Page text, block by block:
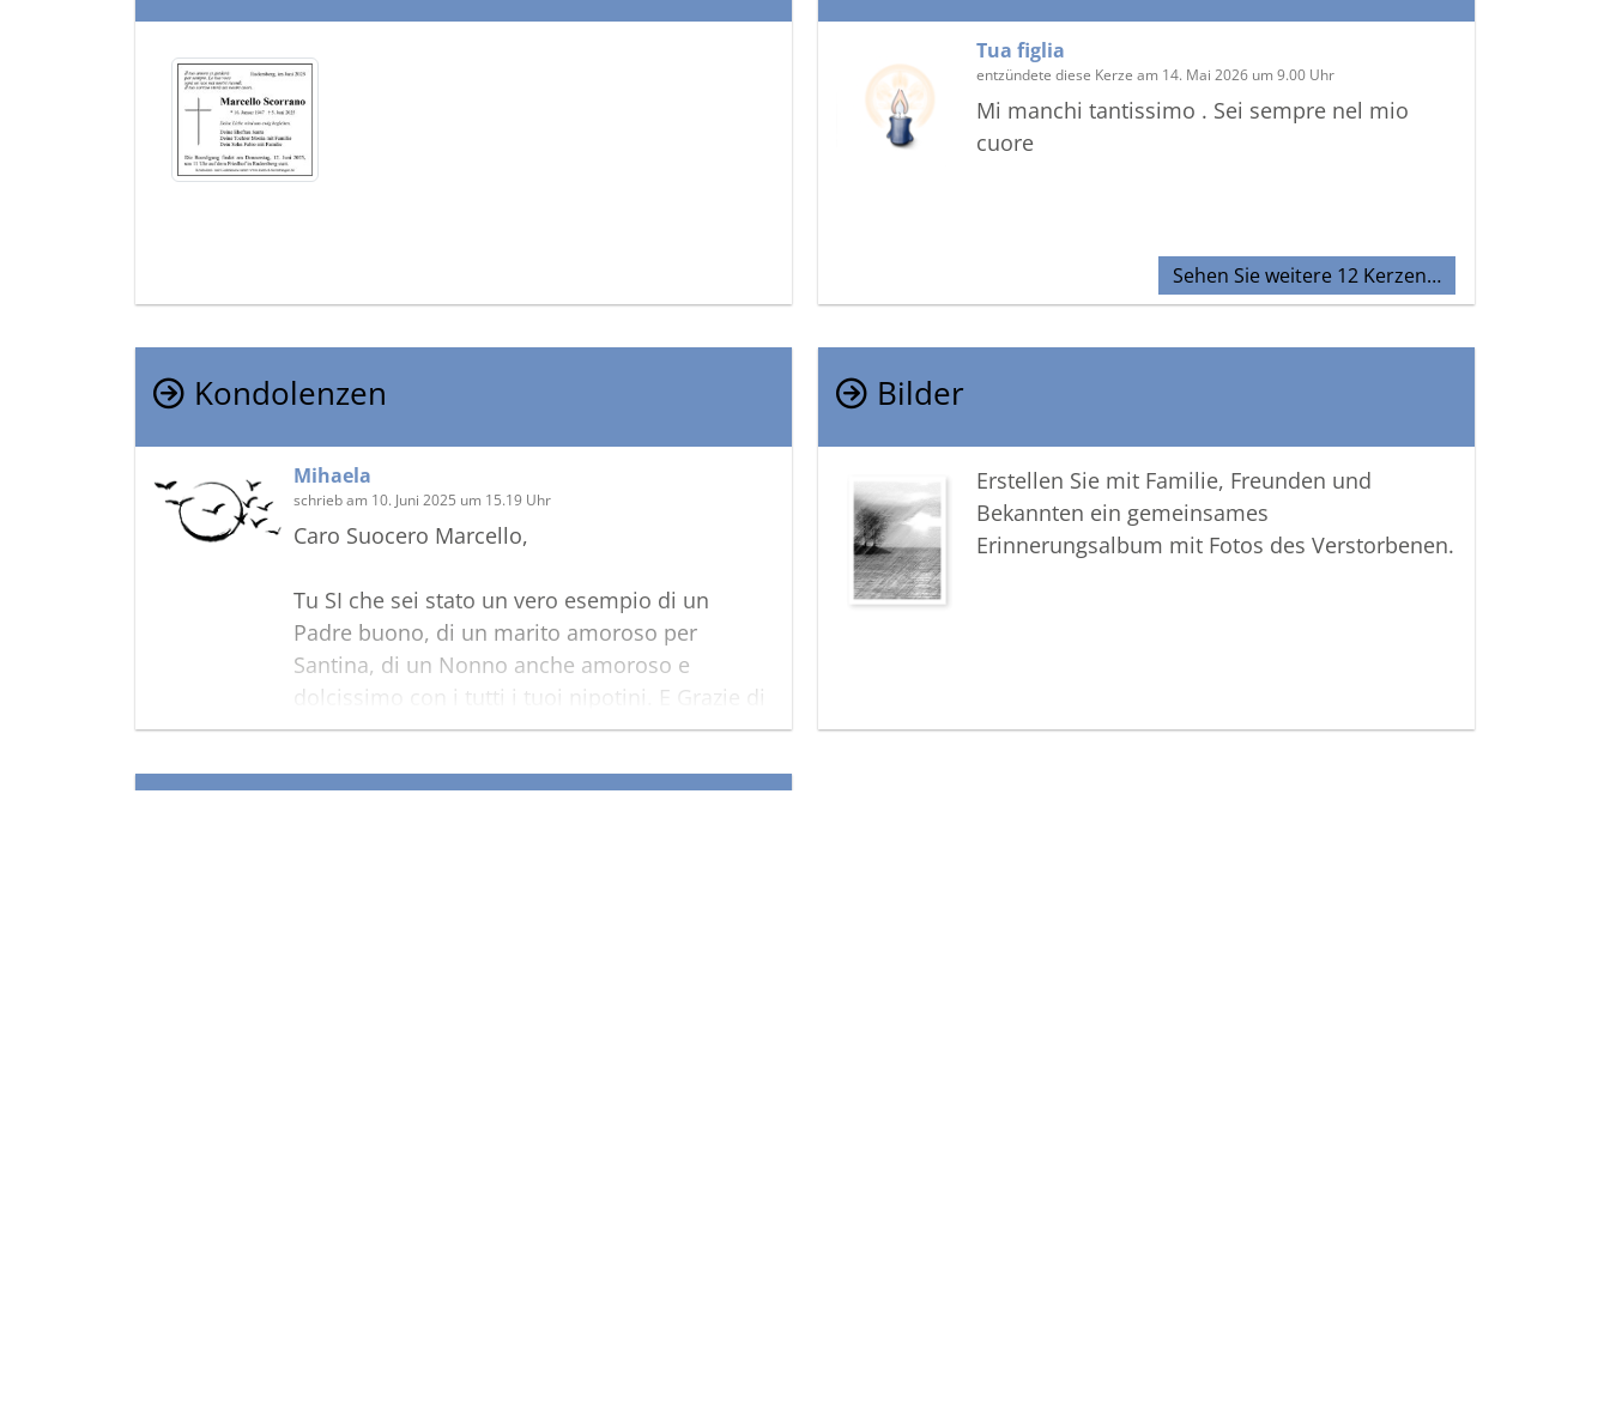
Tua figlia
entzündete diese Kerze am 14. Mai 2026 um 9.00 Uhr
Mi manchi tantissimo . Sei sempre nel mio
cuore
Sehen Sie weitere 12 Kerzen…
Kondolenzen
Mihaela
schrieb am 10. Juni 2025 um 15.19 Uhr
Caro Suocero Marcello,
Tu SI che sei stato un vero esempio di un
Padre buono, di un marito amoroso per
Santina, di un Nonno anche amoroso e
dolcissimo con i tutti i tuoi nipotini. E Grazie di
avermi accettata come moglie per il tuo figlio e
voglio tanto bene suocero.
Bilder
Erstellen Sie mit Familie, Freunden und
Bekannten ein gemeinsames
Erinnerungsalbum mit Fotos des Verstorbenen.